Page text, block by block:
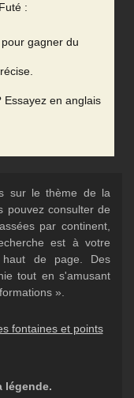
:
pour gagner du
Essayez en anglais
sur le thème de la
pouvez consulter de
par continent,
est à votre
de page. Des
tout en s'amusant
».
fontaines et points
légende.